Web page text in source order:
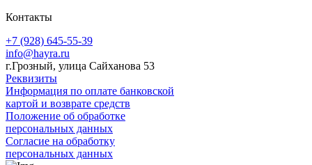
Контакты
+7 (928) 645-55-39
info@hayra.ru
г.Грозный, улица Сайханова 53
Реквизиты
Информация по оплате банковской
картой и возврате средств
Положение об обработке
персональных данных
Согласие на обработку
персональных данных